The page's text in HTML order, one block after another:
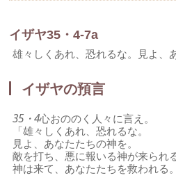
イザヤ35・4-7a
雄々しくあれ、恐れるな。見よ、
イザヤの預言
35・4心おののく人々に言え。
「雄々しくあれ、恐れるな。
見よ、あなたたちの神を。
敵を打ち、悪に報いる神が来られる
神は来て、あなたたちを救われる